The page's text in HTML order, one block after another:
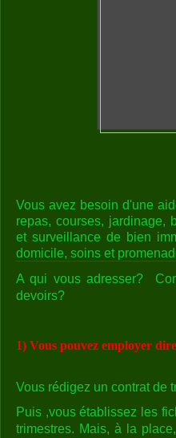
Vous avez besoin d'une
repas, courses, jardinage,
et surveillance de bien
domicile, soins et
A qui vous adresser?
devoirs?
1) Vous pouvez employer
Vous rédigez un contrat de
Puis ,vous établissez les
trimestres. Mais, à la